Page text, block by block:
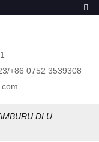
+86 0752 3539308
DI U